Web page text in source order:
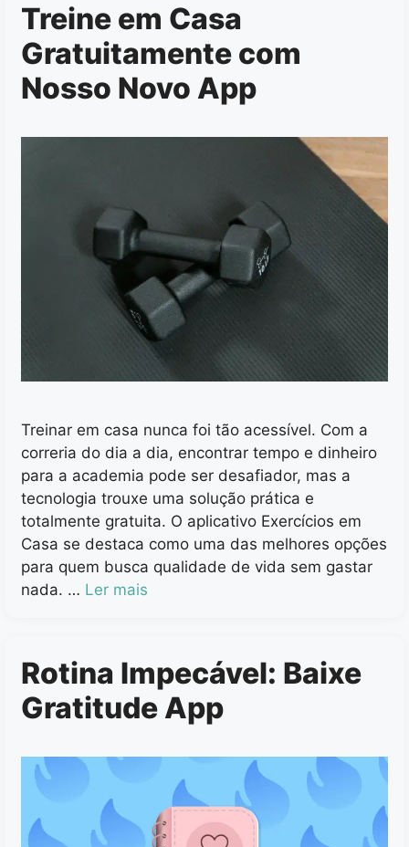
Treine em Casa
Gratuitamente com
Nosso Novo App
Treinar em casa nunca foi tão acessível. Com a
correria do dia a dia, encontrar tempo e dinheiro
para a academia pode ser desafiador, mas a
tecnologia trouxe uma solução prática e
totalmente gratuita. O aplicativo Exercícios em
Casa se destaca como uma das melhores opções
para quem busca qualidade de vida sem gastar
nada. … Ler mais
Rotina Impecável: Baixe
Gratitude App